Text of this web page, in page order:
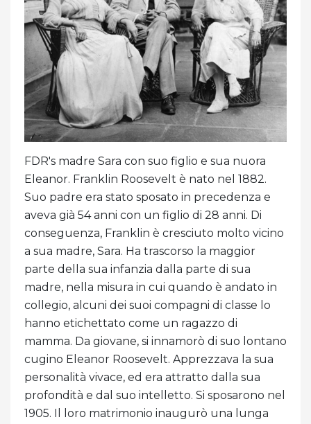
FDR's madre Sara con suo figlio e sua nuora
Eleanor. Franklin Roosevelt è nato nel 1882.
Suo padre era stato sposato in precedenza e
aveva già 54 anni con un figlio di 28 anni. Di
conseguenza, Franklin è cresciuto molto vicino
a sua madre, Sara. Ha trascorso la maggior
parte della sua infanzia dalla parte di sua
madre, nella misura in cui quando è andato in
collegio, alcuni dei suoi compagni di classe lo
hanno etichettato come un ragazzo di
mamma. Da giovane, si innamorò di suo lontano
cugino Eleanor Roosevelt. Apprezzava la sua
personalità vivace, ed era attratto dalla sua
profondità e dal suo intelletto. Si sposarono nel
1905. Il loro matrimonio inaugurò una lunga